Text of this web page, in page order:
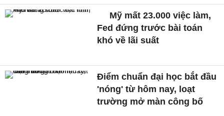
Mỹ mất 23.000 việc làm,
Fed đứng trước bài toán
khó về lãi suất
Điểm chuẩn đại học bắt đầu
'nóng' từ hôm nay, loạt
trường mở màn công bố